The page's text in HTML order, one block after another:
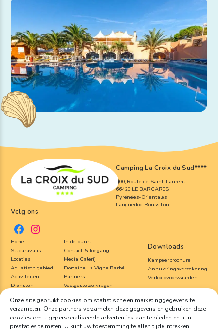
Onze site gebruikt cookies om statistische en marketinggegevens te
verzamelen. Onze partners verzamelen deze gegevens en gebruiken deze
cookies om u gepersonaliseerde advertenties aan te bieden en hun
prestaties te meten. U kunt uw toestemming te allen tijde intrekken.
Volg ons
Camping La Croix du Sud****
800, Route de Saint-Laurent
66420 LE BARCARES
Pyrénées-Orientales
Languedoc-Roussillon
Home
Stacaravans
Locaties
Aquatisch gebied
Activiteiten
Diensten
In de buurt
Contact & toegang
Media Galerij
Domaine La Vigne Barbé
Partners
Veelgestelde vragen
Downloads
Kampeerbrochure
Annuleringsverzekering
Verkoopvoorwaarden
©Copyright 2022Camping La Croix du Sud| Tous droits réservés – Reproduction
interdite | Réalisation :Francecom, Agence digitale
Juridische informatieCookiebeleid (EU) Vertrouwelijkheid en persoonlijke gegevens